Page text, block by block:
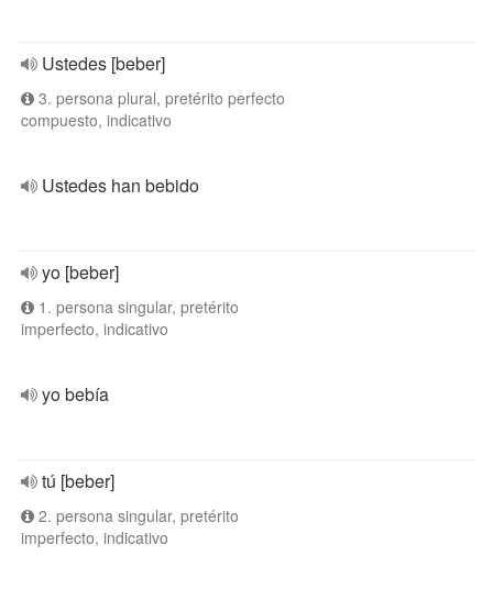
Ustedes [beber]
3. persona plural, pretérito perfecto
compuesto, indicativo
Ustedes han bebido
yo [beber]
1. persona singular, pretérito
imperfecto, indicativo
yo bebía
tú [beber]
2. persona singular, pretérito
imperfecto, indicativo